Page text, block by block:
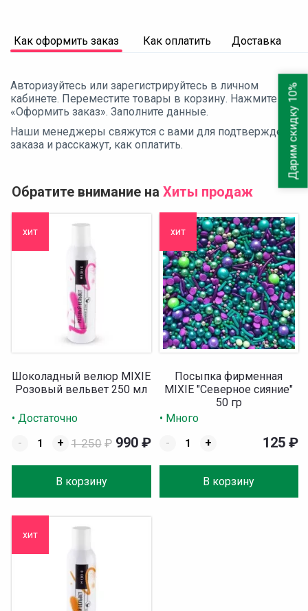
Как оформить заказ Как оплатить Доставка
Авторизуйтесь или зарегистрируйтесь в личном
кабинете. Переместите товары в корзину. Нажмите
«Оформить заказ». Заполните данные.
Наши менеджеры свяжутся с вами для подтверждения
заказа и расскажут, как оплатить.
Обратите внимание на Хиты продаж
хит
Шоколадный велюр MIXIE
Розовый вельвет 250 мл
• Достаточно
-
+
В корзину
1 250 ₽ 990 ₽
хит
Посыпка фирменная
MIXIE "Северное сияние"
50 гр
• Много
-
+
В корзину
125 ₽
хит
Дарим скидку 10%